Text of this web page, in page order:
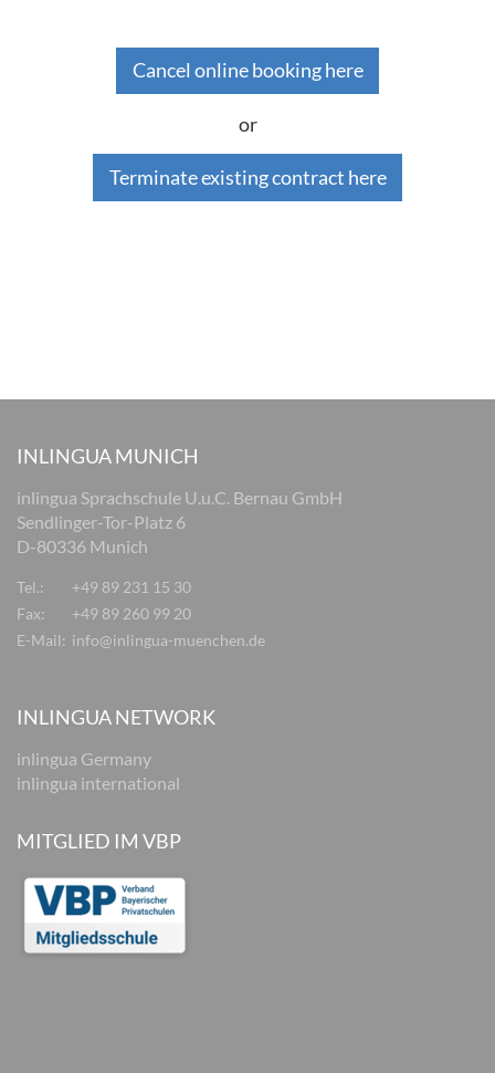
Cancel online booking here
or
Terminate existing contract here
INLINGUA MUNICH
inlingua Sprachschule U.u.C. Bernau GmbH
Sendlinger-Tor-Platz 6
D-80336 Munich
Tel.:
+49 89 231 15 30
Fax:
+49 89 260 99 20
E-Mail: info@inlingua-muenchen.de
INLINGUA NETWORK
inlingua Germany
inlingua international
MITGLIED IM VBP